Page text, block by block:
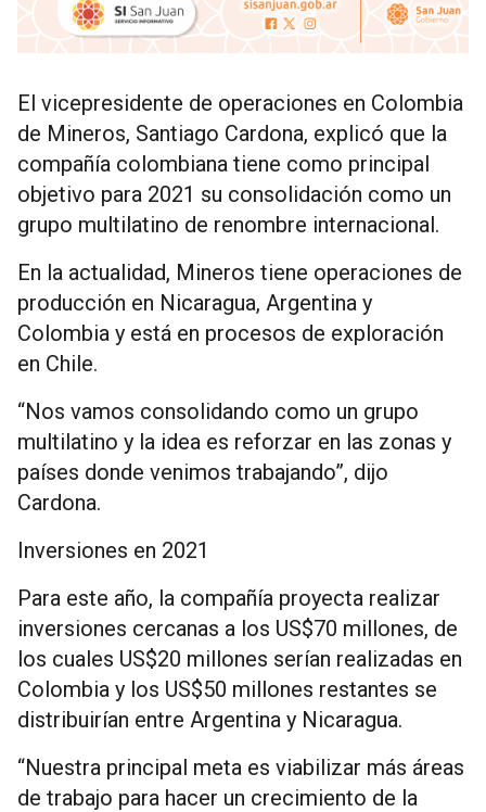
El vicepresidente de operaciones en Colombia
de Mineros, Santiago Cardona, explicó que la
compañía colombiana tiene como principal
objetivo para 2021 su consolidación como un
grupo multilatino de renombre internacional.
En la actualidad, Mineros tiene operaciones de
producción en Nicaragua, Argentina y
Colombia y está en procesos de exploración
en Chile.
“Nos vamos consolidando como un grupo
multilatino y la idea es reforzar en las zonas y
países donde venimos trabajando”, dijo
Cardona.
Inversiones en 2021
Para este año, la compañía proyecta realizar
inversiones cercanas a los US$70 millones, de
los cuales US$20 millones serían realizadas en
Colombia y los US$50 millones restantes se
distribuirían entre Argentina y Nicaragua.
“Nuestra principal meta es viabilizar más áreas
de trabajo para hacer un crecimiento de la